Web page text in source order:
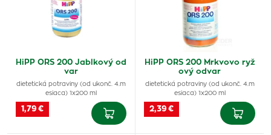
HiPP ORS 200 Jablkový od
var
dietetická potraviny (od ukonč. 4.m
esiaca) 1x200 ml
1,79 €
HiPP ORS 200 Mrkvovo ryž
ový odvar
dietetická potraviny (od ukonč. 4.m
esiaca) 1x200 ml
2,39 €